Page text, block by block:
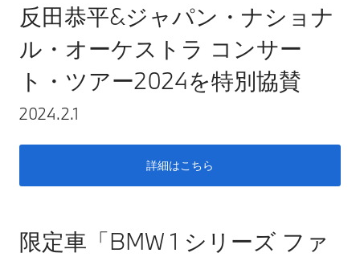
反田恭平&ジャパン・ナショナ
ル・オーケストラ コンサー
ト・ツアー2024を特別協賛
2024.2.1
詳細はこちら
限定車「BMW 1 シリーズ ファ